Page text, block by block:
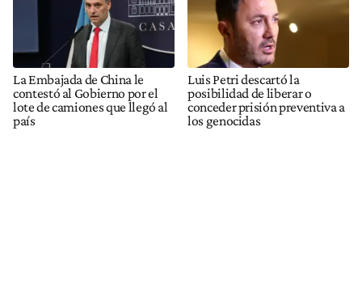
La Embajada de China le
contestó al Gobierno por el
lote de camiones que llegó al
país
Luis Petri descartó la
posibilidad de liberar o
conceder prisión preventiva a
los genocidas